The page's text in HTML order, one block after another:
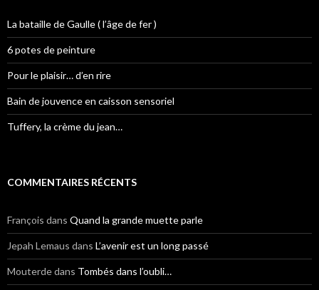
La bataille de Gaulle ( l’âge de fer )
6 potes de peinture
Pour le plaisir… d’en rire
Bain de jouvence en caisson sensoriel
Tuffery, la crème du jean…
COMMENTAIRES RÉCENTS
François dans Quand la grande muette parle
Jepah Lemaus dans L’avenir est un long passé
Mouterdedans Tombés dans l’oubli…